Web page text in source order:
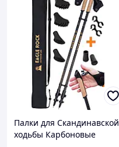
Палки для Скандинавской
ходьбы Карбоновые